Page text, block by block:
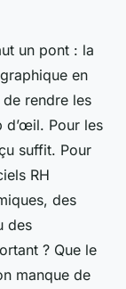
un pont : la
en
rendre les
d’œil. Pour les
suffit. Pour
RH
des
des
? Que le
manque de